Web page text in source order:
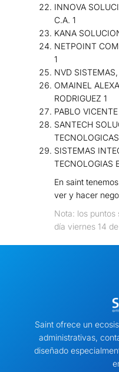
INNOVA
C.A. 1
KANA
NETPOINT
1
NVD SISTEMAS,
OMAINEL
RODRIGUEZ 1
PABLO
SANTECH
SISTEMAS
TECNOLOGIAS
En saint
ver y hacer
Nota: los puntos
día viernes 14
Saint ofrece un
administrativas,
diseñado